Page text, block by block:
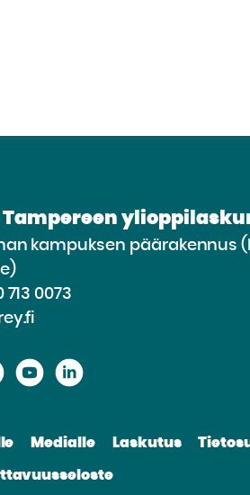
Tampereen
kampuksen päärakennus
713 0073
SiirrySiirrySiirry
Medialle Laskutus